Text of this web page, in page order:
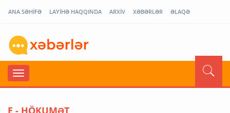
ANA SƏHİFƏ LAYİHƏ HAQQINDA ARXİV XƏBƏRLƏR ƏLAQƏ
E - HÖKUMƏT